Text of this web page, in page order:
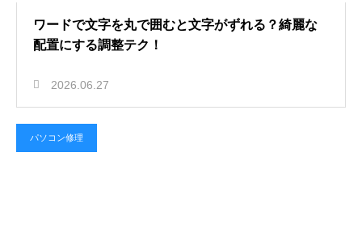
ワードで文字を丸で囲むと文字がずれる？綺麗な
配置にする調整テク！
2026.06.27
パソコン修理